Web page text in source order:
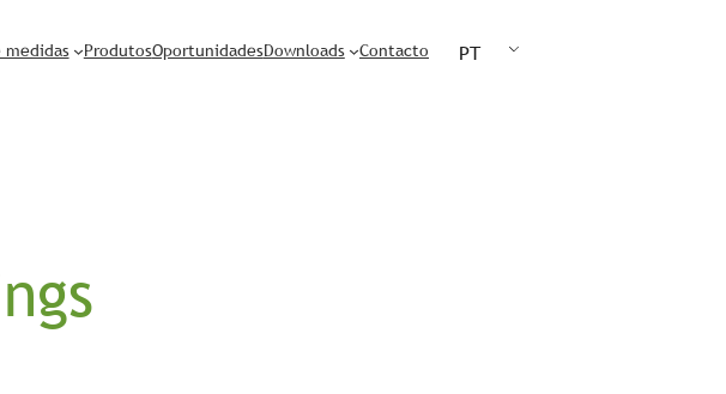
medidas ProdutosOportunidadesDownloads Contacto PT